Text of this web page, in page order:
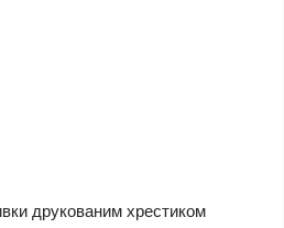
друкованим хрестиком